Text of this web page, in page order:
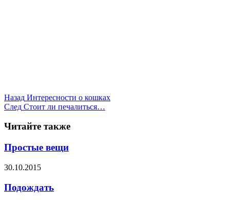
Назад Интересности о кошках
След Стоит ли печалиться…
Читайте также
Простые вещи
30.10.2015
Подождать